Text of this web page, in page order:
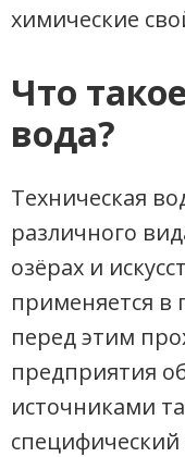
химические
Что
вода?
Техническая
различного
озёрах и
применяется
перед этим
предприятия
источниками